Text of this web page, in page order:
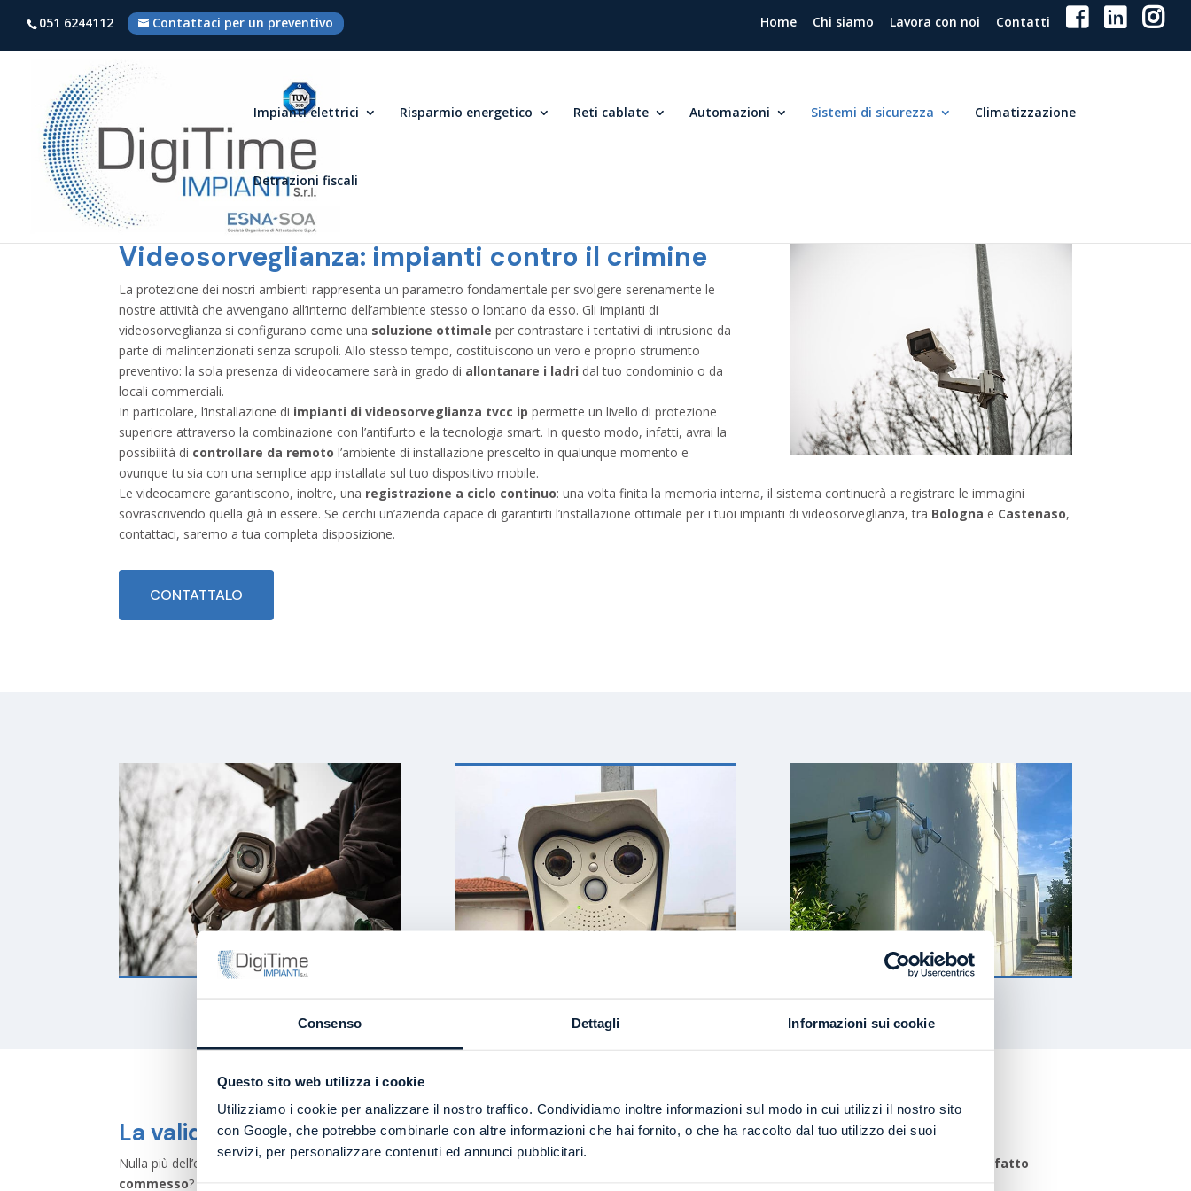
Consenso Dettagli Informazioni sui cookie
Questo sito web utilizza i cookie
Utilizziamo i cookie per analizzare il nostro traffico. Condividiamo inoltre informazioni sul modo in cui utilizzi il nostro sito
con Google, che potrebbe combinarle con altre informazioni che hai fornito, o che ha raccolto dal tuo utilizzo dei suoi
servizi, per personalizzare contenuti ed annunci pubblicitari.
051 6244112 Contattaci per un preventivo Home Chi siamo Lavora con noi Contatti
Impianti elettrici Risparmio energetico Reti cablate Automazioni Sistemi di sicurezza Climatizzazione
Detrazioni fiscali
Videosorveglianza: impianti contro il crimine
La protezione dei nostri ambienti rappresenta un parametro fondamentale per svolgere serenamente le
nostre attività che avvengano all’interno dell’ambiente stesso o lontano da esso. Gli impianti di
videosorveglianza si configurano come una soluzione ottimale per contrastare i tentativi di intrusione da
parte di malintenzionati senza scrupoli. Allo stesso tempo, costituiscono un vero e proprio strumento
preventivo: la sola presenza di videocamere sarà in grado di allontanare i ladri dal tuo condominio o da
locali commerciali.
In particolare, l’installazione di impianti di videosorveglianza tvcc ip permette un livello di protezione
superiore attraverso la combinazione con l’antifurto e la tecnologia smart. In questo modo, infatti, avrai la
possibilità di controllare da remoto l’ambiente di installazione prescelto in qualunque momento e
ovunque tu sia con una semplice app installata sul tuo dispositivo mobile.
Le videocamere garantiscono, inoltre, una registrazione a ciclo continuo: una volta finita la memoria interna, il sistema continuerà a registrare le immagini
sovrascrivendo quella già in essere. Se cerchi un’azienda capace di garantirti l’installazione ottimale per i tuoi impianti di videosorveglianza, tra Bologna e Castenaso,
contattaci, saremo a tua completa disposizione.
CONTATTALO
La validità probatoria delle immagini
Nulla più dell’evidenza del reato rappresenta una prova schiacciante per l’accusa in un processo e cosa sono le immagini se non la
chiara evidenza del fatto
commesso?